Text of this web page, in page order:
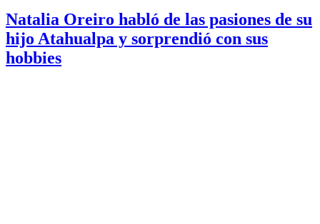
Natalia Oreiro habló de las pasiones de su
hijo Atahualpa y sorprendió con sus
hobbies